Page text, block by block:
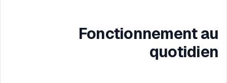
Fonctionnement au
quotidien